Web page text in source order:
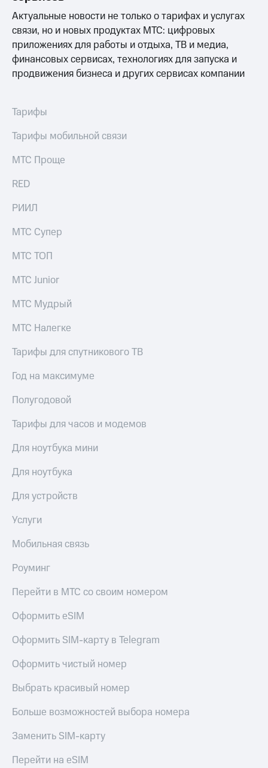
Актуальные новости не только о тарифах и услугах
связи, но и новых продуктах МТС: цифровых
приложениях для работы и отдыха, ТВ и медиа,
финансовых сервисах, технологиях для запуска и
продвижения бизнеса и других сервисах компании
Тарифы
Тарифы мобильной связи
МТС Проще
RED
РИИЛ
МТС Супер
МТС ТОП
МТС Junior
МТС Мудрый
МТС Налегке
Тарифы для спутникового ТВ
Год на максимуме
Полугодовой
Тарифы для часов и модемов
Для ноутбука мини
Для ноутбука
Для устройств
Услуги
Мобильная связь
Роуминг
Перейти в МТС со своим номером
Оформить eSIM
Оформить SIM-карту в Telegram
Оформить чистый номер
Выбрать красивый номер
Больше возможностей выбора номера
Заменить SIM-карту
Перейти на eSIM